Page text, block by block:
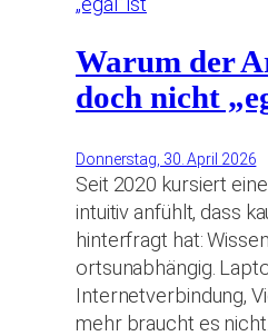
Warum der
doch nicht
Donnerstag, 30. April 2026
Seit 2020 kursiert
intuitiv anfühlt, dass
hinterfragt hat:
ortsunabhängig.
Internetverbindung,
mehr braucht es